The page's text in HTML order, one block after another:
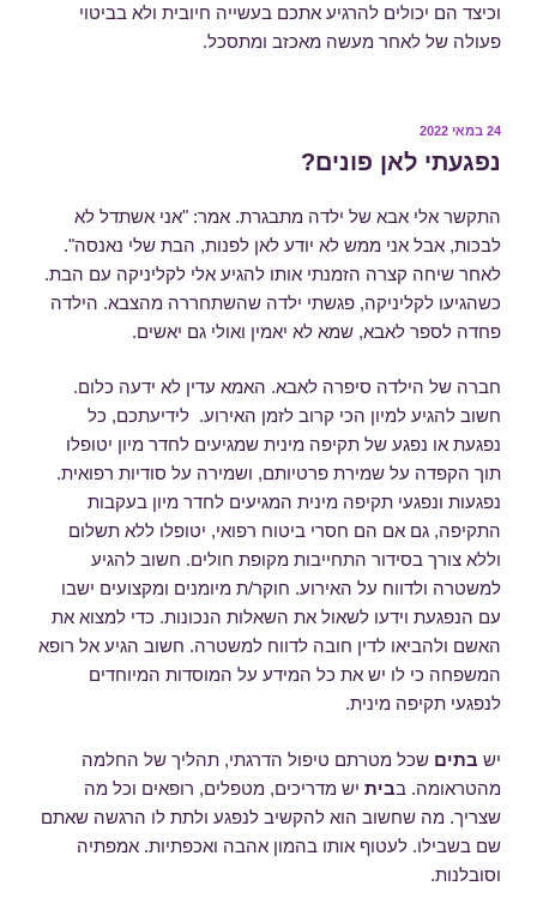
וכיצד הם יכולים להרגיע אתכם בעשייה חיובית ולא בביטוי
פעולה של לאחר מעשה מאכזב ומתסכל.
פורסם
24 במאי 2022
נפגעתי לאן פונים?
התקשר אלי אבא של ילדה מתבגרת. אמר: "אני אשתדל לא
לבכות, אבל אני ממש לא יודע לאן לפנות, הבת שלי נאנסה".
לאחר שיחה קצרה הזמנתי אותו להגיע אלי לקליניקה עם הבת.
כשהגיעו לקליניקה, פגשתי ילדה שהשתחררה מהצבא. הילדה
פחדה לספר לאבא, שמא לא יאמין ואולי גם יאשים.
חברה של הילדה סיפרה לאבא. האמא עדין לא ידעה כלום.
חשוב להגיע למיון הכי קרוב לזמן האירוע. לידיעתכם, כל
נפגעת או נפגע של תקיפה מינית שמגיעים לחדר מיון יטופלו
תוך הקפדה על שמירת פרטיותם, ושמירה על סודיות רפואית.
נפגעות ונפגעי תקיפה מינית המגיעים לחדר מיון בעקבות
התקיפה, גם אם הם חסרי ביטוח רפואי, יטופלו ללא תשלום
וללא צורך בסידור התחייבות מקופת חולים. חשוב להגיע
למשטרה ולדווח על האירוע. חוקר/ת מיומנים ומקצועים ישבו
עם הנפגעת וידעו לשאול את השאלות הנכונות. כדי למצוא את
האשם ולהביאו לדין חובה לדווח למשטרה. חשוב הגיע אל רופא
המשפחה כי לו יש את כל המידע על המוסדות המיוחדים
לנפגעי תקיפה מינית.
יש בתים שכל מטרתם טיפול הדרגתי, תהליך של החלמה
מהטראומה. בבית יש מדריכים, מטפלים, רופאים וכל מה
שצריך. מה שחשוב הוא להקשיב לנפגע ולתת לו הרגשה שאתם
שם בשבילו. לעטוף אותו בהמון אהבה ואכפתיות. אמפתיה
וסובלנות.